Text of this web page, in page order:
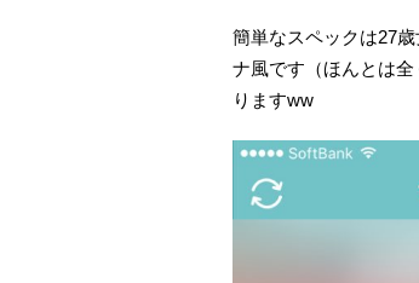
簡単なスペックは27
ナ風です（ほんとは
りますww